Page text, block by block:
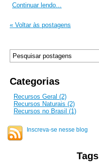
Continuar lendo...
« Voltar às postagens
Categorias
Recursos Geral (2)
Recursos Naturais (2)
Recursos no Brasil (1)
Inscreva-se nesse blog
Tags